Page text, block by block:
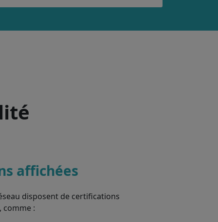
affichées
disposent de certifications
comme :